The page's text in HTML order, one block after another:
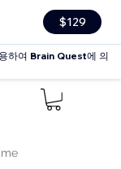
$129
하여 Brain Quest에 의